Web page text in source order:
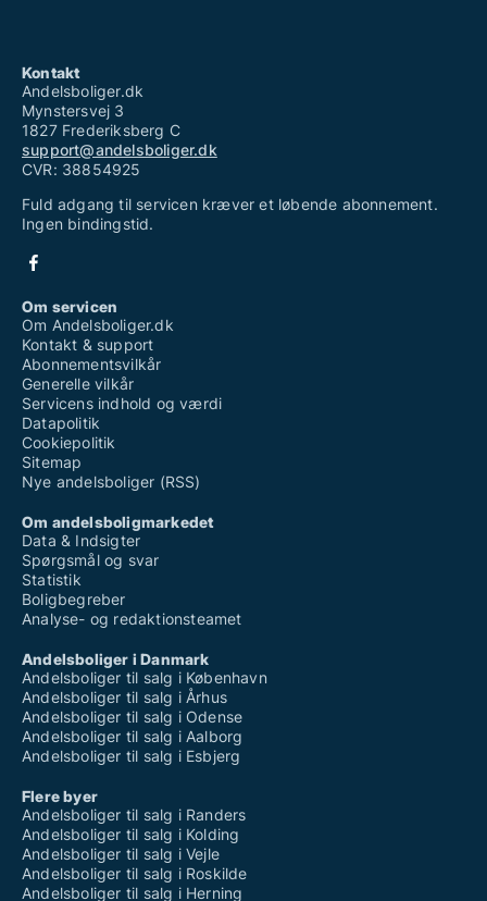
Kontakt
Andelsboliger.dk
Mynstersvej 3
1827 Frederiksberg C
support@andelsboliger.dk
CVR: 38854925
Fuld adgang til servicen kræver et løbende abonnement.
Ingen bindingstid.
Om servicen
Om Andelsboliger.dk
Kontakt & support
Abonnementsvilkår
Generelle vilkår
Servicens indhold og værdi
Datapolitik
Cookiepolitik
Sitemap
Nye andelsboliger (RSS)
Om andelsboligmarkedet
Data & Indsigter
Spørgsmål og svar
Statistik
Boligbegreber
Analyse- og redaktionsteamet
Andelsboliger i Danmark
Andelsboliger til salg i København
Andelsboliger til salg i Århus
Andelsboliger til salg i Odense
Andelsboliger til salg i Aalborg
Andelsboliger til salg i Esbjerg
Flere byer
Andelsboliger til salg i Randers
Andelsboliger til salg i Kolding
Andelsboliger til salg i Vejle
Andelsboliger til salg i Roskilde
Andelsboliger til salg i Herning